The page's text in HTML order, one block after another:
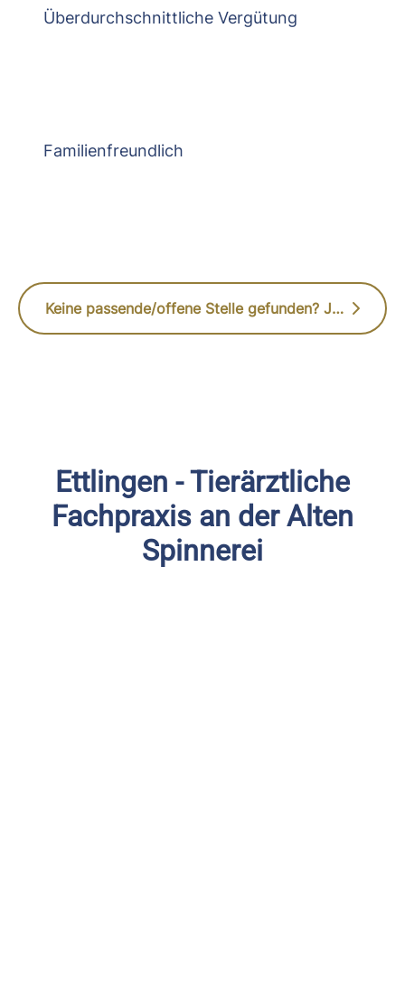
Überdurchschnittliche Vergütung
Familienfreundlich
Keine passende/offene Stelle gefunden? Jetzt initiativ bewerben
Ettlingen - Tierärztliche
Fachpraxis an der Alten
Spinnerei